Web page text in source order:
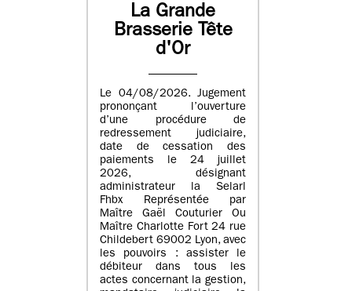
La Grande
Brasserie Tête
d'Or
Le 04/08/2026. Jugement
prononçant l’ouverture
d’une procédure de
redressement judiciaire,
date de cessation des
paiements le 24 juillet
2026, désignant
administrateur la Selarl
Fhbx Représentée par
Maître Gaël Couturier Ou
Maître Charlotte Fort 24 rue
Childebert 69002 Lyon, avec
les pouvoirs : assister le
débiteur dans tous les
actes concernant la gestion,